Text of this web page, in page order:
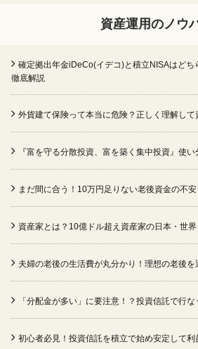
資産運用のノウ
確定拠出年金iDeCo(イデコ)と積立NISAはどち
徹底解説
外貨建て保険って本当に危険？正しく理解して
『富を守る分散投資、富を築く集中投資』使い
まだ間に合う！10万円足りない老後資金の不
資産家とは？10億ドル超え資産家の日本・世界
夫婦の老後の生活費が丸分かり！理想の老後
「分配金が多い」に要注意！？投資信託で行
初心者必見！投資信託を積立で始め安定して